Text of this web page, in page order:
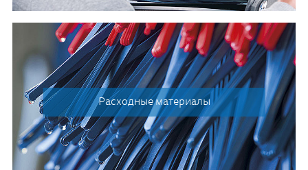
Расходные материалы